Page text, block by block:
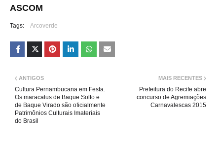
ASCOM
Tags: Arcoverde
MAIS RECENTES
Prefeitura do Recife abre
concurso de Agremiações
Carnavalescas 2015
ANTIGOS
Cultura Pernambucana em Festa.
Os maracatus de Baque Solto e
de Baque Virado são oficialmente
Patrimônios Culturais Imateriais
do Brasil